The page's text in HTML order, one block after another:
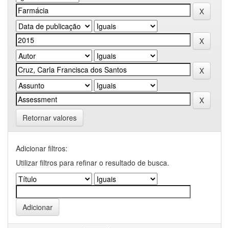
Retornar valores
Adicionar filtros:
Utilizar filtros para refinar o resultado de busca.